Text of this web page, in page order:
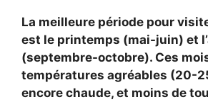
La meilleure période pour
est le printemps (mai-juin) et
(septembre-octobre). Ces
températures agréables (20-
encore chaude, et moins de